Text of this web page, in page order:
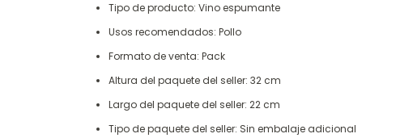
Tipo de producto: Vino espumante
Usos recomendados: Pollo
Formato de venta: Pack
Altura del paquete del seller: 32 cm
Largo del paquete del seller: 22 cm
Tipo de paquete del seller: Sin embalaje adicional